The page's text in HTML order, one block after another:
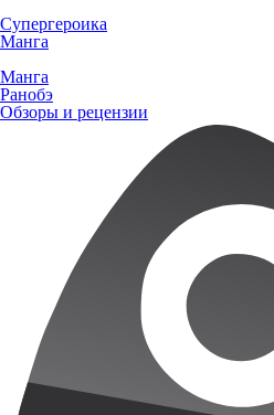
Супергероика
Манга
Манга
Ранобэ
Обзоры и рецензии